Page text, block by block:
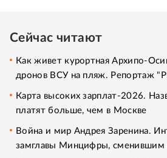
Сейчас читают
Как живет курортная Архипо-
дронов ВСУ на пляж. Репортаж
Карта высоких зарплат-2026.
платят больше, чем в Москве
Война и мир Андрея Заренина.
замглавы Минцифры, сменившим